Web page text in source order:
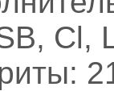
Cl,